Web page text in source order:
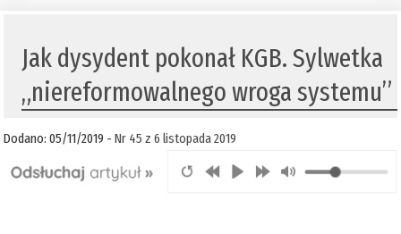
Jak dysydent pokonał KGB. Sylwetka
„niereformowalnego wroga systemu”
Dodano: 05/11/2019 -Nr 45 z 6 listopada 2019